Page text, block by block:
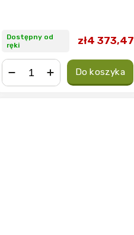
Dostępny od
ręki
zł4 373,47
Do koszyka